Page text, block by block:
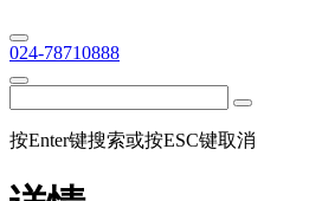
024-78710888
按Enter键搜索或按ESC键取消